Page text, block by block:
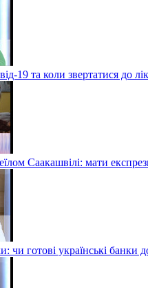
19 та коли звертатися до
Саакашвілі: мати
чи готові українські банки